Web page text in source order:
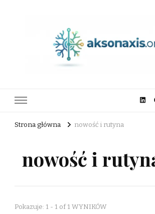
Strona główna nowość i rutyna
nowość i
Pokazuje: 1 - 1 of 1 WYNIKÓW